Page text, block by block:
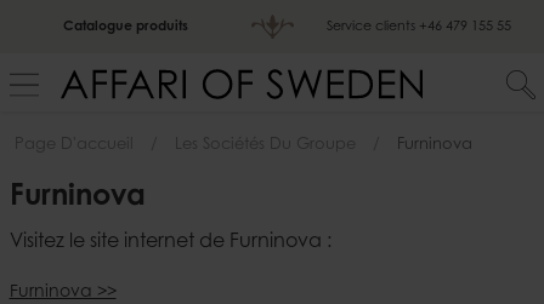
Catalogue produits Service clients +46 479 155 55
Page D'accueil Les Sociétés Du Groupe Furninova
Furninova
Visitez le site internet de Furninova :
Furninova >>